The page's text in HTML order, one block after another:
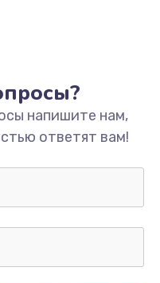
напишите нам,
ответят вам!